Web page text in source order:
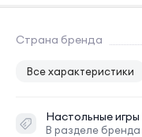
Страна бренда
Все характеристики
Настольные игры
В разделе бренда